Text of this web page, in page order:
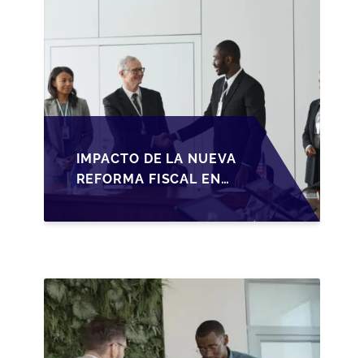
IMPACTO DE LA NUEVA
REFORMA FISCAL EN
LA TRANSMISIÓN DE
PYMES EN ESPAÑA